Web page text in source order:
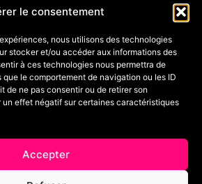
le consentement
nous utilisons des technologies
stocker et/ou accéder aux informations des
à ces technologies nous permettra de
le comportement de navigation ou les ID
de ne pas consentir ou de retirer son
effet négatif sur certaines caractéristiques
Accepter
niveau
09
A
oû
pa
rtir
de
5
€
200
Place(
Orga
par
ON